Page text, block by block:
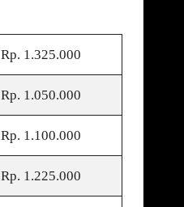
Rp. 1.325.000
Rp. 1.050.000
Rp. 1.100.000
Rp. 1.225.000